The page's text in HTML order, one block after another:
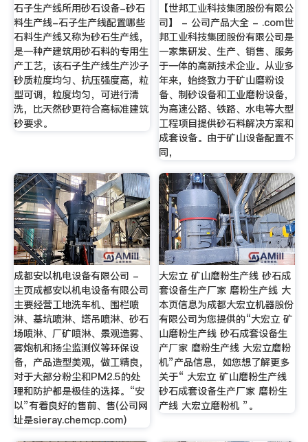
石子生产线所用砂石设备-砂石
料生产线-石子生产线配置哪些
石料生产线又称为砂石生产线，
是一种产建筑用砂石料的专用生
产工艺，该石子生产线生产沙子
砂质粒度均匀、抗压强度高，粒
型可调，粒度均匀，可进行清
洗，比天然砂更符合高标准建筑
砂要求。
【世邦工业科技集团股份有限公
司】 - 公司产品大全 - .com世
邦工业科技集团股份有限公司是
一家集研发、生产、销售、服务
于一体的高新技术企业。从业多
年来，始终致力于矿山磨粉设
备、制砂设备和工业磨粉设备，
为高速公路、铁路、水电等大型
工程项目提供砂石料解决方案和
成套设备。由于矿山设备配置不
同，
成都安以机电设备有限公司 -
主页成都安以机电设备有限公司
主要经营工地洗车机、围栏喷
淋、基坑喷淋、塔吊喷淋、砂石
场喷淋、厂矿喷淋、景观造雾、
雾炮机和扬尘监测仪等环保设
备，产品造型美观，做工精良，
对于大部分粉尘和PM2.5的处
理和防护都是极佳的选择。“安
以”有着良好的售前、售(公司网
址是sieray.chemcp.com)
大宏立 矿山磨粉生产线 砂石成
套设备生产厂家 磨粉生产线 大
本页信息为成都大宏立机器股份
有限公司为您提供的“大宏立 矿
山磨粉生产线 砂石成套设备生
产厂家 磨粉生产线 大宏立磨粉
机”产品信息，如您想了解更多
关于“ 大宏立 矿山磨粉生产线
砂石成套设备生产厂家 磨粉生
产线 大宏立磨粉机 ”。